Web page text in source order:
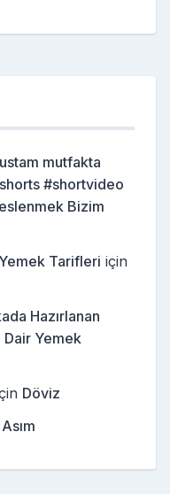
mutfakta
#shortvideo
Bizim
Tarifleri için
Hazırlanan
Dair Yemek
Döviz
Asım